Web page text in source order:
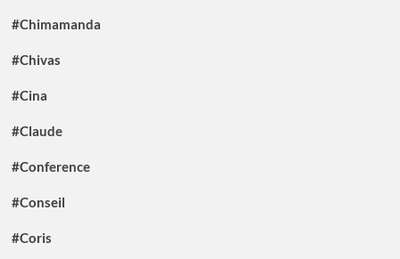
#Chimamanda
#Chivas
#Cina
#Claude
#Conference
#Conseil
#Coris